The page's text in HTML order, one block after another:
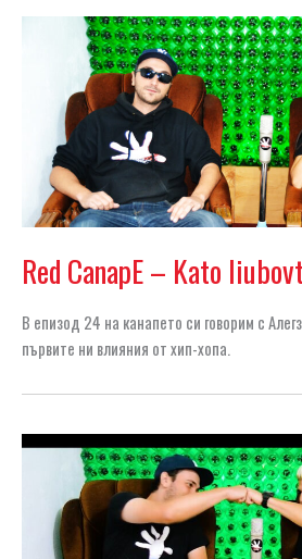
Red CanapE – Kato
В епизод 24 на канапето си говорим с
първите ни влияния от хип-хопа.